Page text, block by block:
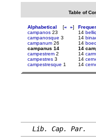
Table of
Alphabetical [« »]
campanos 23
campanosque 3
campanum 26
campanus 14
campestrem 2
campestres 3
campestresque 1
14
14
14
14
14
14
14
Lib. Cap. Par.